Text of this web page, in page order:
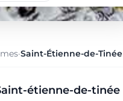
·Saint-Étienne-de-Tinée
étienne-de-tinée